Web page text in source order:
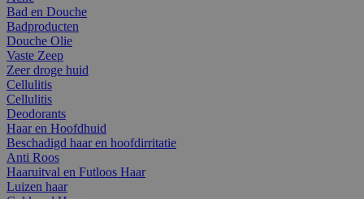
Bad en Douche
Badproducten
Douche Olie
Vaste Zeep
Zeer droge huid
Cellulitis
Cellulitis
Deodorants
Haar en Hoofdhuid
Beschadigd haar en hoofdirritatie
Anti Roos
Haaruitval en Futloos Haar
Luizen haar